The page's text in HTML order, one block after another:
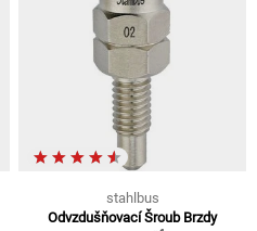
stahlbus
Odvzdušňovací Šroub Brzdy